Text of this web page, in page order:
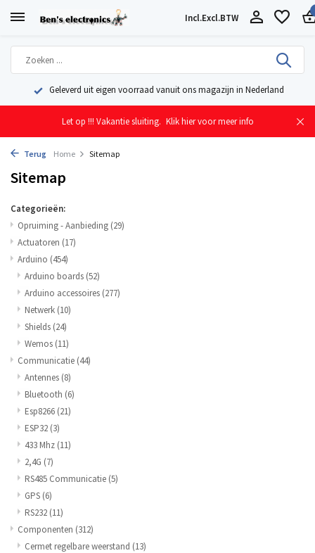
Incl.Excl.BTW
Geleverd uit eigen voorraad vanuit ons magazijn in Nederland
Let op !!! Vakantie sluiting. Klik hier voor meer info
Terug Home Sitemap
Sitemap
Categorieën:
Opruiming - Aanbieding (29)
Actuatoren (17)
Arduino (454)
Arduino boards (52)
Arduino accessoires (277)
Netwerk (10)
Shields (24)
Wemos (11)
Communicatie (44)
Antennes (8)
Bluetooth (6)
Esp8266 (21)
ESP32 (3)
433 Mhz (11)
2,4G (7)
RS485 Communicatie (5)
GPS (6)
RS232 (11)
Componenten (312)
Cermet regelbare weerstand (13)